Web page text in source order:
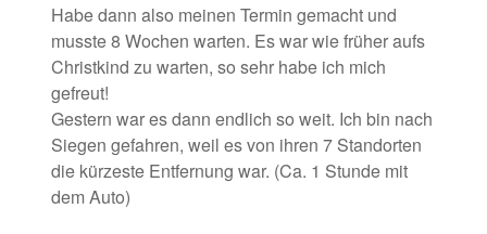
Habe dann also meinen Termin gemacht und
musste 8 Wochen warten. Es war wie früher aufs
Christkind zu warten, so sehr habe ich mich
gefreut!
Gestern war es dann endlich so weit. Ich bin nach
Siegen gefahren, weil es von ihren 7 Standorten
die kürzeste Entfernung war. (Ca. 1 Stunde mit
dem Auto)